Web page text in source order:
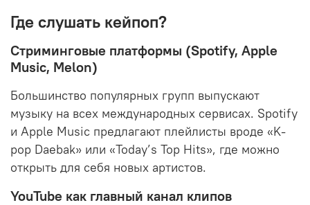
Где слушать кейпоп?
Стриминговые платформы (Spotify, Apple
Music, Melon)
Большинство популярных групп выпускают
музыку на всех международных сервисах. Spotify
и Apple Music предлагают плейлисты вроде «K-
pop Daebak» или «Today’s Top Hits», где можно
открыть для себя новых артистов.
YouTube как главный канал клипов